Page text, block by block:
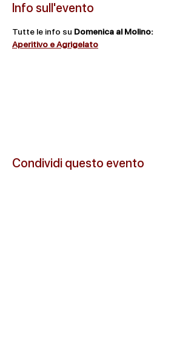
Info sull'evento
Tutte le info su Domenica al Molino:
Aperitivo e Agrigelato
Condividi questo evento